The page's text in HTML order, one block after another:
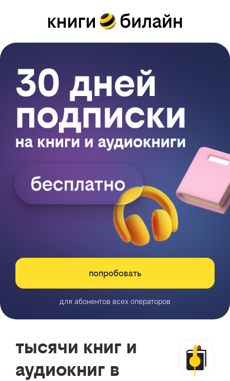
попробовать
для абонентов всех операторов
тысячи книг и
аудиокниг в